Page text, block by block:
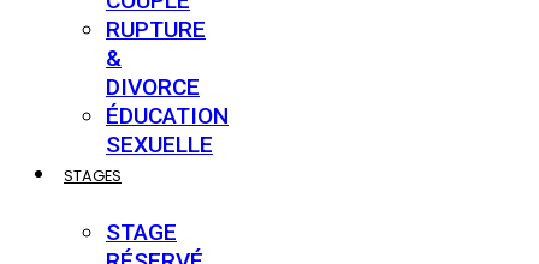
RUPTURE
&
DIVORCE
ÉDUCATION
SEXUELLE
STAGES
STAGE